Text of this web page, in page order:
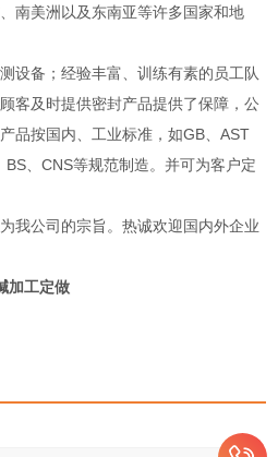
南美洲以及东南亚等许多国家和地
备；经验丰富、训练有素的员工队
客及时提供密封产品提供了保障，公
品按国内、工业标准，如GB、AST
、CNS等规范制造。并可为客户定
我公司的宗旨。热诚欢迎国内外企业
加工定做